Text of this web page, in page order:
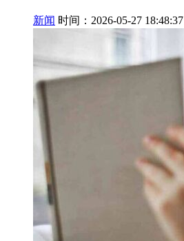
新闻 时间：2026-05-27 18:48:37